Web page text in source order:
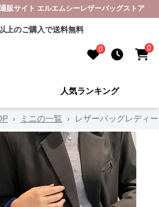
販サイト エルエムシーレザーバッグストア
上のご購入で送料無料
0 0
人気ランキング
› ミニの一覧 › レザーバッグレディ